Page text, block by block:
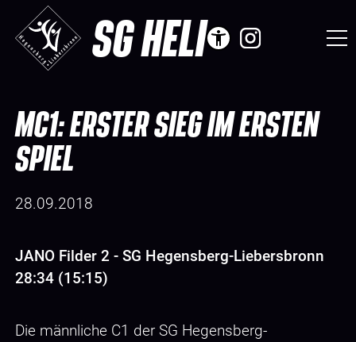
SG HELI
MC1: ERSTER SIEG IM ERSTEN
SPIEL
28.09.2018
JANO Filder 2 - SG Hegensberg-Liebersbronn
28:34 (15:15)
Die männliche C1 der SG Hegensberg-